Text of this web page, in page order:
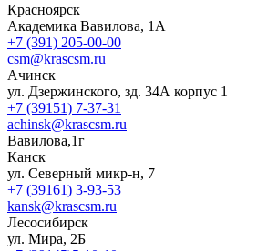
Красноярск
Академика Вавилова, 1А
+7 (391) 205-00-00
csm@krascsm.ru
Ачинск
ул. Дзержинского, зд. 34А корпус 1
+7 (39151) 7-37-31
achinsk@krascsm.ru
Вавилова,1г
Канск
ул. Северный микр-н, 7
+7 (39161) 3-93-53
kansk@krascsm.ru
Лесосибирск
ул. Мира, 2Б